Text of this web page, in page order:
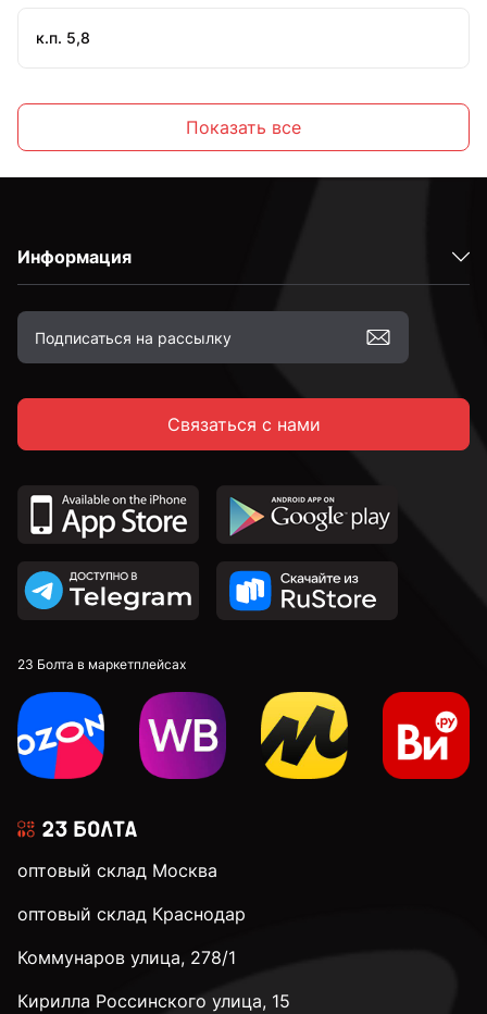
к.п. 5,8
М3
М4
М6
М8
М10
М12
М20
Показать все
Информация
Связаться с нами
23 Болта в маркетплейсах
оптовый склад Москва
оптовый склад Краснодар
Коммунаров улица, 278/1
Кирилла Россинского улица, 15